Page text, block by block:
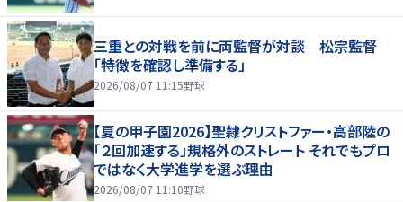
三重との対戦を前に両監督が対談 松宗監督
「特徴を確認し準備する」
2026/08/07 11:15野球
【夏の甲子園2026】聖隷クリストファー・高部陸の
「２回加速する」規格外のストレート それでもプロ
ではなく大学進学を選ぶ理由
2026/08/07 11:10野球